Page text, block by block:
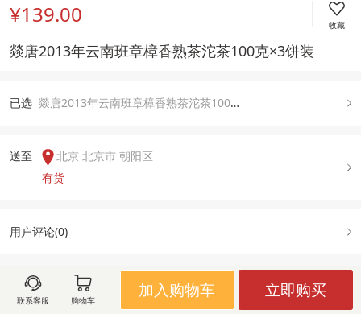
¥139.00 收藏
燚唐2013年云南班章樟香熟茶沱茶100克×3饼装
已选 燚唐2013年云南班章樟香熟茶沱茶100克×3饼装, 默认
送至
北京 北京市 朝阳区
有货
用户评论(0)
图文详情 规格属性 售后政策
联系客服 购物车
加入购物车 立即购买